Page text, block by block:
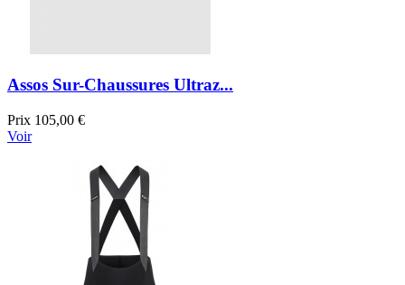
Assos Sur-Chaussures Ultraz...
Prix 105,00 €
Voir